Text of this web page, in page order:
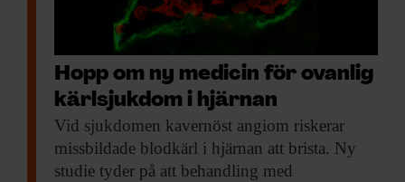
Hopp om ny medicin för ovanlig
kärlsjukdom i hjärnan
Vid sjukdomen kavernöst angiom riskerar
missbildade blodkärl i hjärnan att brista. Ny
studie tyder på att behandling med